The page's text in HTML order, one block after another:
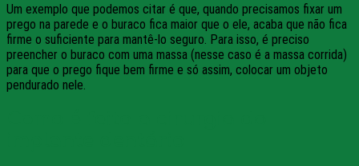
Um exemplo que podemos citar é que, quando precisamos fixar um
prego na parede e o buraco fica maior que o ele, acaba que não fica
firme o suficiente para mantê-lo seguro. Para isso, é preciso
preencher o buraco com uma massa (nesse caso é a massa corrida)
para que o prego fique bem firme e só assim, colocar um objeto
pendurado nele.